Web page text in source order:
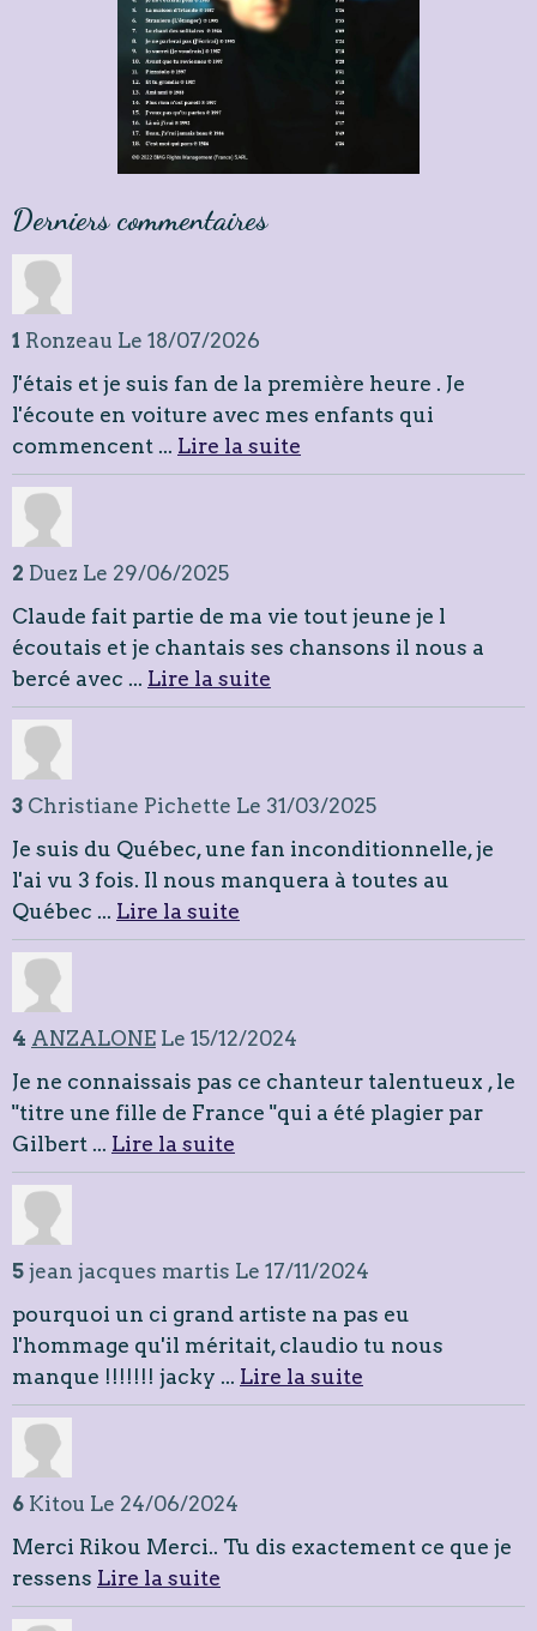
Derniers commentaires
1 Ronzeau Le 18/07/2026
J'étais et je suis fan de la première heure . Je
l'écoute en voiture avec mes enfants qui
commencent ... Lire la suite
2 Duez Le 29/06/2025
Claude fait partie de ma vie tout jeune je l
écoutais et je chantais ses chansons il nous a
bercé avec ... Lire la suite
3 Christiane Pichette Le 31/03/2025
Je suis du Québec, une fan inconditionnelle, je
l'ai vu 3 fois. Il nous manquera à toutes au
Québec ... Lire la suite
4 ANZALONE Le 15/12/2024
Je ne connaissais pas ce chanteur talentueux , le
"titre une fille de France "qui a été plagier par
Gilbert ... Lire la suite
5 jean jacques martis Le 17/11/2024
pourquoi un ci grand artiste na pas eu
l'hommage qu'il méritait, claudio tu nous
manque !!!!!!! jacky ... Lire la suite
6 Kitou Le 24/06/2024
Merci Rikou Merci.. Tu dis exactement ce que je
ressens Lire la suite